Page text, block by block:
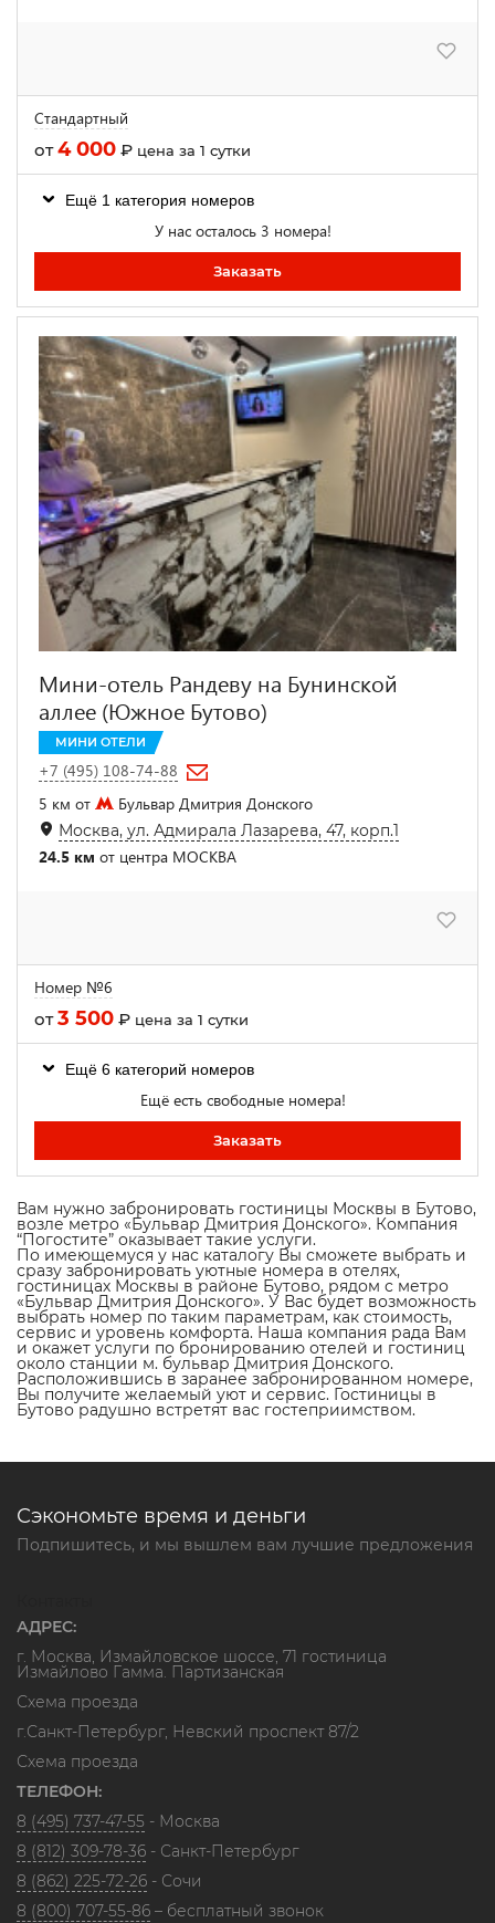
Стандартный
от4 000 ₽ цена за 1 сутки
Ещё 1 категория номеров
У нас осталось 3 номера!
Заказать
Мини-отель Рандеву на Бунинской
аллее (Южное Бутово)
МИНИ ОТЕЛИ
+7 (495) 108-74-88
5 км от
Бульвар Дмитрия Донского
Москва, ул. Адмирала Лазарева, 47, корп.1
24.5 км от центра МОСКВА
Номер №6
от3 500 ₽ цена за 1 сутки
Ещё 6 категорий номеров
Ещё есть свободные номера!
Заказать
Вам нужно забронировать гостиницы Москвы в Бутово,
возле метро «Бульвар Дмитрия Донского». Компания
“Погостите” оказывает такие услуги.
По имеющемуся у нас каталогу Вы сможете выбрать и
сразу забронировать уютные номера в отелях,
гостиницах Москвы в районе Бутово, рядом с метро
«Бульвар Дмитрия Донского». У Вас будет возможность
выбрать номер по таким параметрам, как стоимость,
сервис и уровень комфорта. Наша компания рада Вам
и окажет услуги по бронированию отелей и гостиниц
около станции м. бульвар Дмитрия Донского.
Расположившись в заранее забронированном номере,
Вы получите желаемый уют и сервис. Гостиницы в
Бутово радушно встретят вас гостеприимством.
Сэкономьте время и деньги
Подпишитесь, и мы вышлем вам лучшие предложения
АДРЕС:
г. Москва, Измайловское шоссе, 71 гостиница
Измайлово Гамма. Партизанская
Схема проезда
г.Санкт-Петербург, Невский проспект 87/2
Схема проезда
ТЕЛЕФОН:
8 (495) 737-47-55 - Москва
8 (812) 309-78-36 - Санкт-Петербург
8 (862) 225-72-26 - Сочи
8 (800) 707-55-86 – бесплатный звонок